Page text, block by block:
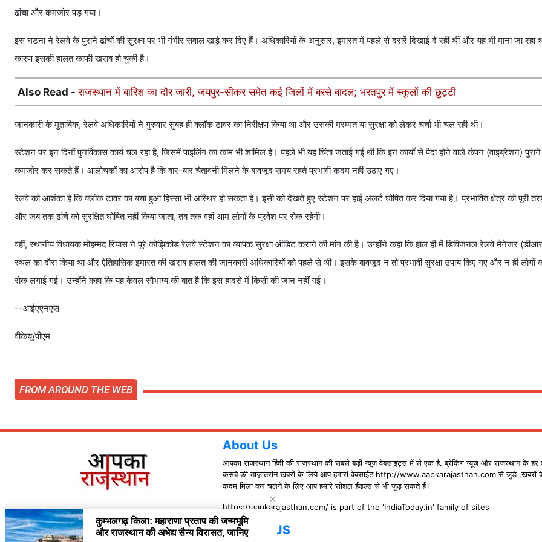
ढांचा और कमजोर पड़ गया।
इस घटना ने रेलवे के पुराने ढांचों की सुरक्षा पर भी गंभीर सवाल खड़े कर दिए हैं। अधिकारियों के अनुसार, इमारत में पहले से दरारें दिखाई दे रही थीं और यह भी माना जा रहा
कारण इसकी हालत काफी खराब हो चुकी है।
Also Read -राजस्थान में बारिश का दौर जारी, जयपुर-सीकर समेत कई जिलों में बरसे बादल; भरतपुर में स्कूलों की छुट्टी
जानकारी के मुताबिक, रेलवे अधिकारियों ने गुरुवार सुबह ही क्लॉक टावर का निरीक्षण किया था और उसकी मरम्मत या सुरक्षा को लेकर चर्चा भी चल रही थी।
स्टेशन पर इन दिनों पुनर्विकास कार्य चल रहा है, जिसमें पाइलिंग का काम भी शामिल है। पहले भी यह चिंता जताई गई थी कि इन कार्यों से पैदा होने वाले कंपन (वाइब्रेशन)
कमजोर कर सकते हैं। आलोचकों का आरोप है कि बार-बार चेतावनी मिलने के बावजूद समय रहते प्रभावी कदम नहीं उठाए गए।
रेलवे को आशंका है कि क्लॉक टावर का बचा हुआ हिस्सा भी अस्थिर हो सकता है। इसी को देखते हुए स्टेशन पर हाई अलर्ट घोषित कर दिया गया है। प्रभावित क्षेत्र को पूरी
और जब तक ढांचे को सुरक्षित घोषित नहीं किया जाता, तब तक वहां आम लोगों के प्रवेश पर रोक रहेगी।
वहीं, स्थानीय विधायक मोहम्मद रियास ने पूरे कोझिकोड रेलवे स्टेशन का व्यापक सुरक्षा ऑडिट कराने की मांग की है। उन्होंने कहा कि हाल ही में डिविजनल रेलवे मैनेजर
स्थल का दौरा किया था और ऐतिहासिक इमारत की खराब हालत की जानकारी अधिकारियों को पहले से थी। इसके बावजूद न तो प्रभावी सुरक्षा उपाय किए गए और न ही लोगों
रोक लगाई गई। उन्होंने कहा कि यह केवल सौभाग्य की बात है कि इस हादसे में किसी की जान नहीं गई।
--आईएएनएस
वीकेयू/पीएम
FROM AROUND THE WEB
About Us
आपका राजस्थान हिंदी की राजस्थान की सबसे बड़ी न्यूज़ वेबसाइट्स में से एक है. ब्रेकिंग न्यूज़ और राजस्थान के हर
कसबे की ताज़ातरीन खबरों के लिये आप हमारी वेबसाईट http://www.aapkarajasthan.com से जुड़े
कदम मिला कर चलने के लिए आप हमारे सोशल हैंडल्स से भी जुड़ सकते हैं।
https://aapkarajasthan.com/ is part of the 'IndiaToday.in' family of sites
Contact US